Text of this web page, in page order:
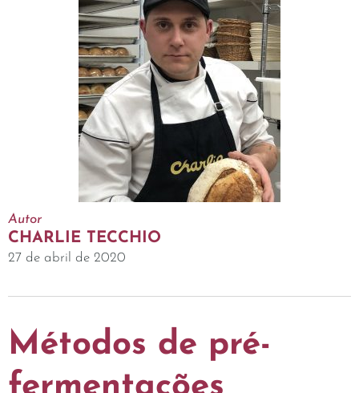
Autor
CHARLIE TECCHIO
27 de abril de 2020
Métodos de pré-